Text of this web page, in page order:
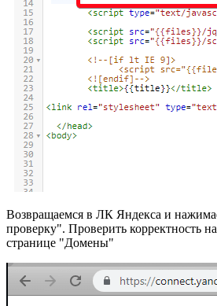
Возвращаемся в ЛК Яндекса и
проверку". Проверить корректность
странице "Домены"